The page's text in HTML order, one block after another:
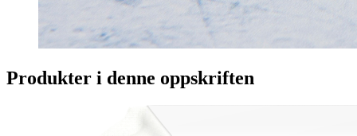
Produkter i denne oppskriften